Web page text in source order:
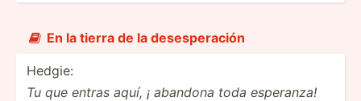
 En la tierra de la desesp­eración
Hedgie:
Tu que entras aquí, ¡ abandona toda esperanza!